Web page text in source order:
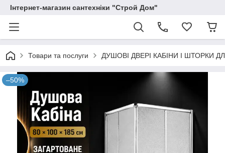
Інтернет-магазин сантехніки "Строй Дом"
Товари та послуги ДУШОВІ ДВЕРІ КАБІНИ І ШТОРКИ
–50%